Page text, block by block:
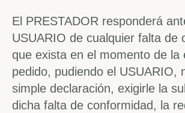
El PRESTADOR responderá
USUARIO de cualquier falta de
que exista en el momento de la
pedido, pudiendo el USUARIO,
simple declaración, exigirle la
dicha falta de conformidad, la